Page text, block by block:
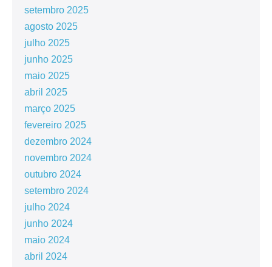
setembro 2025
agosto 2025
julho 2025
junho 2025
maio 2025
abril 2025
março 2025
fevereiro 2025
dezembro 2024
novembro 2024
outubro 2024
setembro 2024
julho 2024
junho 2024
maio 2024
abril 2024